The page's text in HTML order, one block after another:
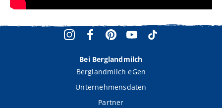
Bei Berglandmilch
Berglandmilch eGen
Unternehmensdaten
Partner